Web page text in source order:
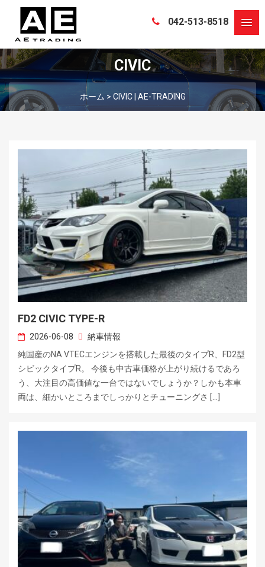
042-513-8518
CIVIC
ホーム > CIVIC | AE-TRADING
FD2 CIVIC TYPE-R
2026-06-08
納車情報
純国産のNA VTECエンジンを搭載した最後のタイプR、FD2型
シビックタイプR。 今後も中古車価格が上がり続けるであろ
う、大注目の高価値な一台ではないでしょうか？しかも本車
両は、細かいところまでしっかりとチューニングさ […]